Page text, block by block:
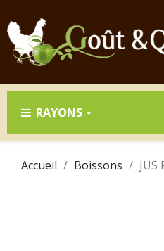
RAYONS
Accueil Boissons JUS